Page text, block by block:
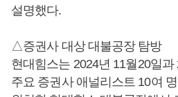
설명했다.
△증권사 대상 대불공장 탐방
현대힘스는 2024년 11월20일
주요 증권사 애널리스트 10여